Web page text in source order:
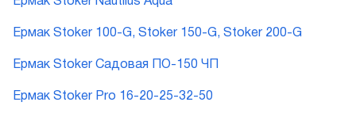
Ермак Stoker 100-G, Stoker 150-G, Stoker 200-G
Ермак Stoker Садовая ПО-150 ЧП
Ермак Stoker Pro 16-20-25-32-50